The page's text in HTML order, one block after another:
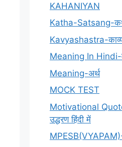
KAHANIYAN
Katha-Satsang-
Kavyashastra-
Meaning In Hindi-
Meaning-अर्थ
MOCK TEST
Motivational
उद्धरण हिंदी में